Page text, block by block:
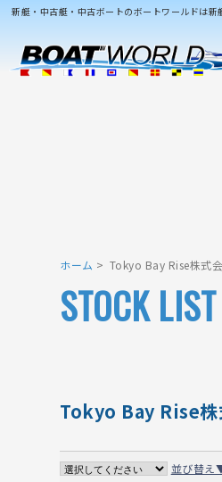
新艇・中古艇・中古ボートのボートワールドは新
ホーム Tokyo Bay Rise株式
STOCK LIST
Tokyo Bay Rise株
並び替